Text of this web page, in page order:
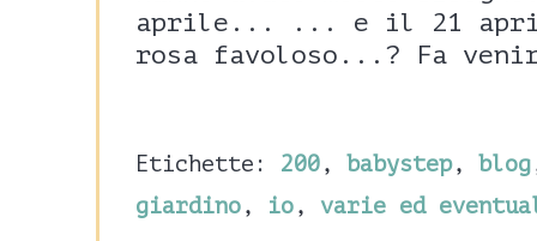
aprile... ... e il 21
rosa favoloso...? Fa
Etichette: 200 , babystep, blog
giardino , io , varie ed